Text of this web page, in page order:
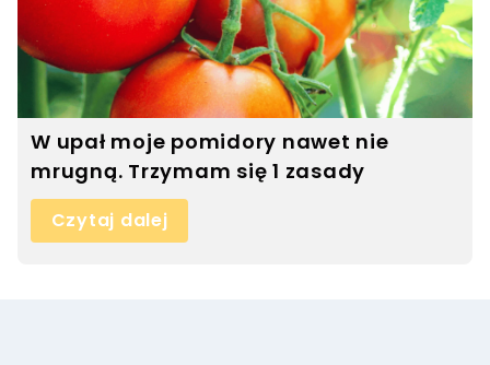
W upał moje pomidory nawet nie
mrugną. Trzymam się 1 zasady
Czytaj dalej